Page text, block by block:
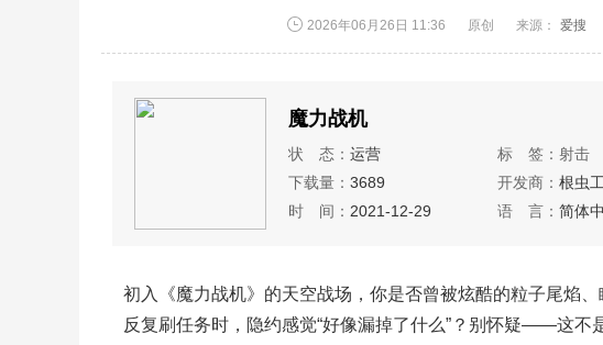
2026年06月26日 11:36 原创 来源： 爱搜
魔力战机
状 态： 运营 标 签： 射击
下载量： 3689 开发商： 根虫
时 间： 2021-12-29 语 言： 简体
初入《魔力战机》的天空战场，你是否曾被炫酷的粒子尾焰
反复刷任务时，隐约感觉“好像漏掉了什么”？别怀疑——这不